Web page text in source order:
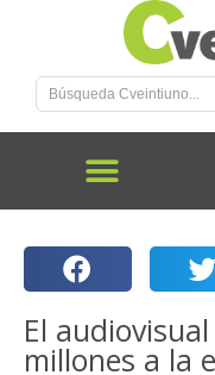
El
millones a la